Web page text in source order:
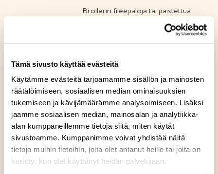
Tämä sivusto käyttää evästeitä
Käytämme evästeitä tarjoamamme sisällön ja mainosten
räätälöimiseen, sosiaalisen median ominaisuuksien
tukemiseen ja kävijämäärämme analysoimiseen. Lisäksi
jaamme sosiaalisen median, mainosalan ja analytiikka-
alan kumppaneillemme tietoja siitä, miten käytät
sivustoamme. Kumppanimme voivat yhdistää näitä
tietoja muihin tietoihin, joita olet antanut heille tai joita on
kerätty, kun olet käyttänyt heidän palvelujaan.
Broilerin fileepaloja tai paistettua
Maalaisperunasalaatti 300 g
A
v
a
MUUT RESEPTIVINKIT